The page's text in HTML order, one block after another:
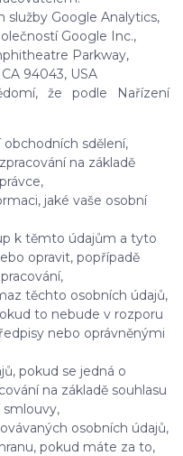
služby Google Analytics,
Google Inc.,
Parkway,
94043, USA
že podle Nařízení
obchodních sdělení,
na základě
jaké vaše osobní
k těmto údajům a tyto
opravit, popřípadě
těchto osobních údajů,
to nebude v rozporu
nebo oprávněnými
pokud se jedná o
na základě souhlasu
smlouvy,
osobních údajů,
pokud máte za to,